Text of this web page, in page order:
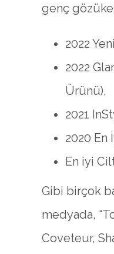
genç
2022
2022
Ürünü),
2021
2020 En
En iyi
Gibi birçok
medyada,
Coveteur,